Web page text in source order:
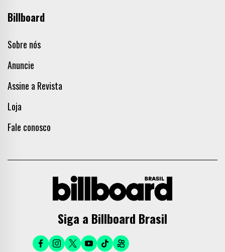
Billboard
Sobre nós
Anuncie
Assine a Revista
Loja
Fale conosco
Siga a Billboard Brasil